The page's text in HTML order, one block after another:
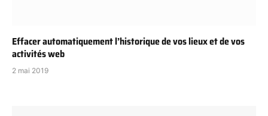
Effacer automatiquement l’historique de vos lieux et de vos
activités web
2 mai 2019